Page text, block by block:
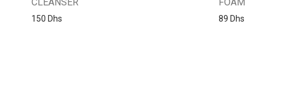
150 Dhs 89 Dhs